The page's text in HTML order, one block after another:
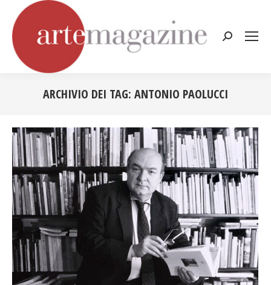
Cerca:
ARCHIVIO DEI TAG: ANTONIO PAOLUCCI